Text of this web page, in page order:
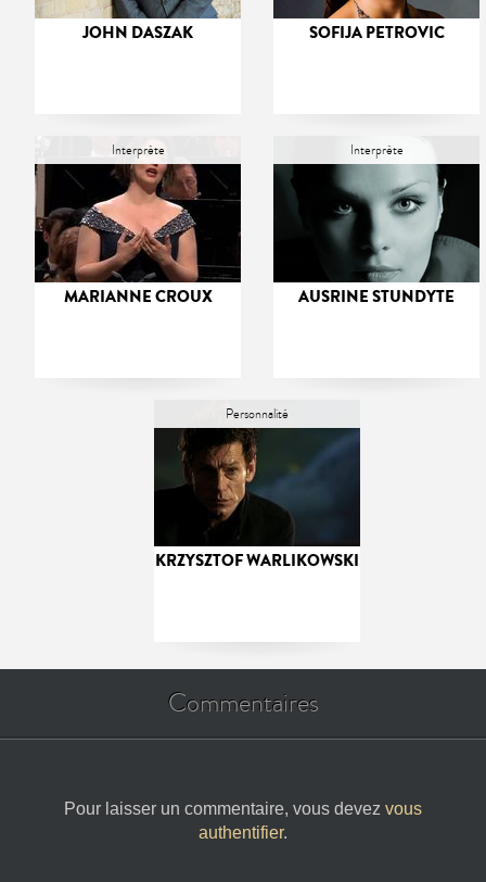
JOHN DASZAK SOFIJA PETROVIC
Interprète
MARIANNE CROUX
Interprète
AUSRINE STUNDYTE
Personnalité
KRZYSZTOF WARLIKOWSKI
Commentaires
Pour laisser un commentaire, vous devez vous
authentifier.